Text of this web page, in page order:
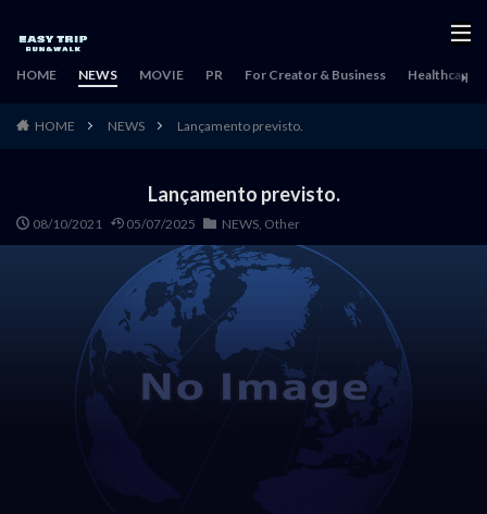
HOME NEWS MOVIE PR For Creator & Business Healthcare
HOME NEWS Lançamento previsto.
Lançamento previsto.
08/10/2021 05/07/2025 NEWS, Other